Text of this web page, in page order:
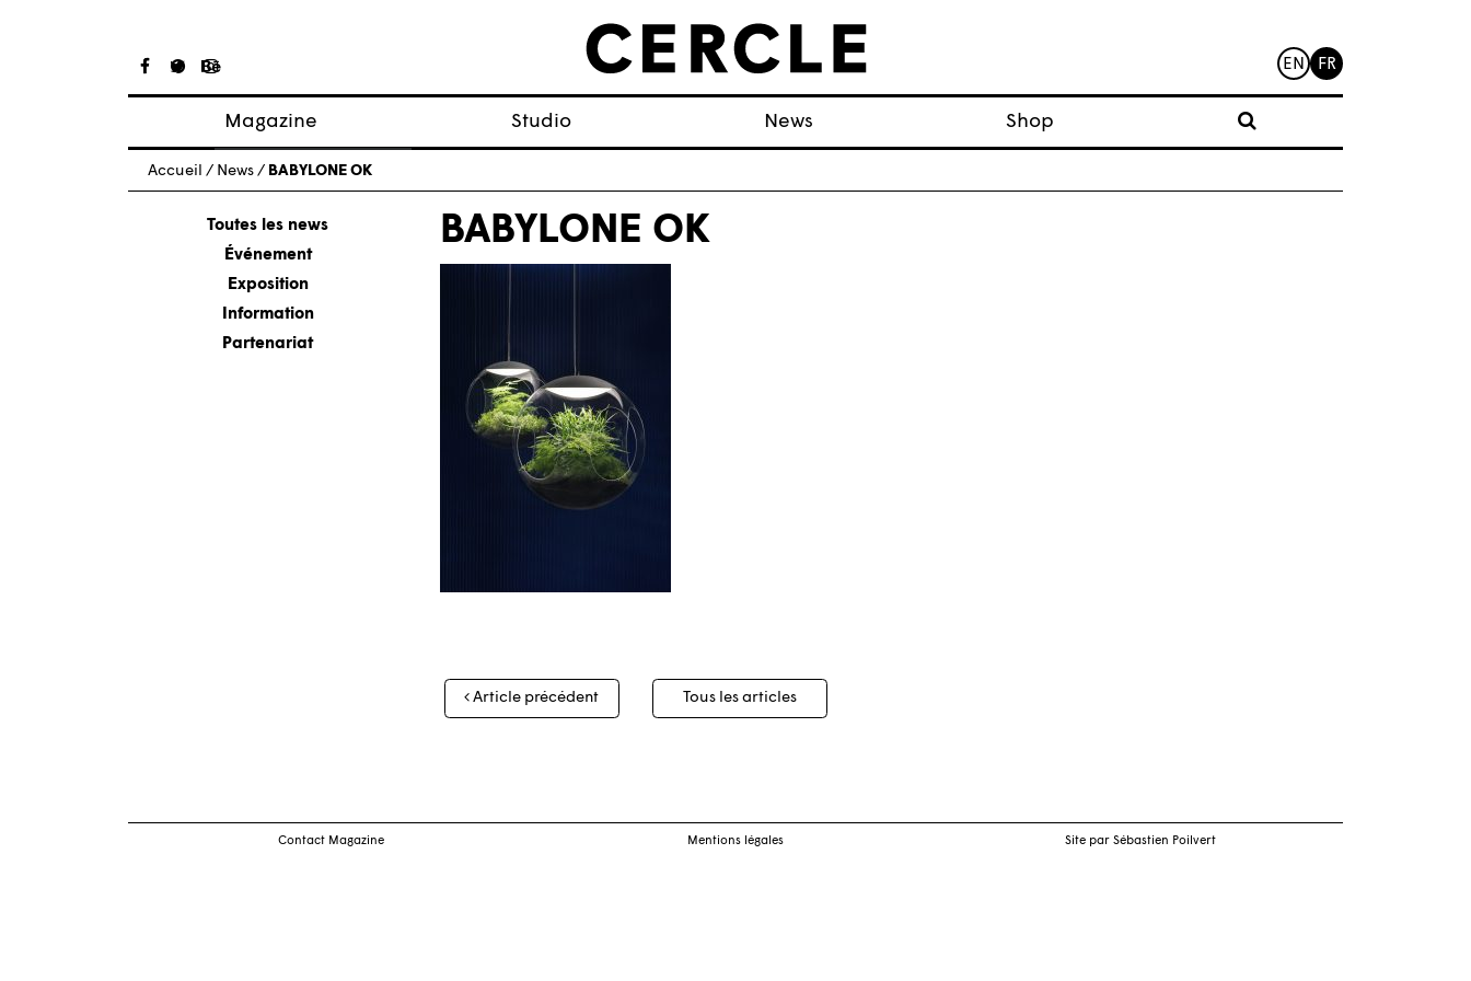
EN FR
Magazine
Articles
À propos
Numéros
Studio News Shop
Accueil / News / BABYLONE OK
Toutes les news
Événement
Exposition
Information
Partenariat
BABYLONE OK
Navigation
des
Article précédent Tous les articles
Contact Magazine Mentions légales Site par Sébastien Poilvert